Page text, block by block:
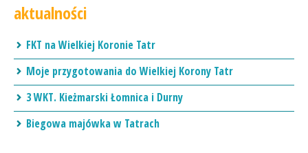
aktualności
FKT na Wielkiej Koronie Tatr
Moje przygotowania do Wielkiej Korony Tatr
3 WKT. Kieżmarski Łomnica i Durny
Biegowa majówka w Tatrach